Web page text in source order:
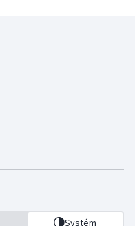
Systém